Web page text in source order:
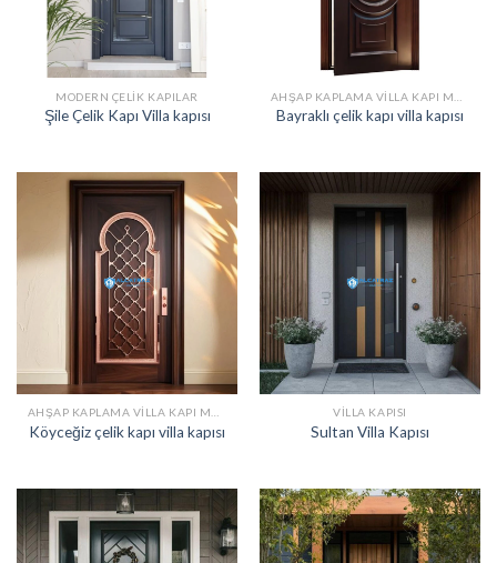
MODERN ÇELIK KAPILAR
Şile Çelik Kapı Villa kapısı Bayraklı çelik kapı villa kapısı
Köyceğiz çelik kapı villa kapısı
VILLA KAPISI
Sultan Villa Kapısı